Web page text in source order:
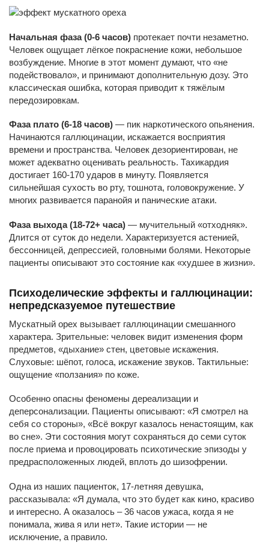
Начальная фаза (0-6 часов) протекает почти незаметно.
Человек ощущает лёгкое покраснение кожи, небольшое
возбуждение. Многие в этот момент думают, что «не
подействовало», и принимают дополнительную дозу. Это
классическая ошибка, которая приводит к тяжёлым
передозировкам.
Фаза плато (6-18 часов) — пик наркотического опьянения.
Начинаются галлюцинации, искажается восприятия
времени и пространства. Человек дезориентирован, не
может адекватно оценивать реальность. Тахикардия
достигает 160-170 ударов в минуту. Появляется
сильнейшая сухость во рту, тошнота, головокружение. У
многих развивается паранойя и панические атаки.
Фаза выхода (18-72+ часа) — мучительный «отходняк».
Длится от суток до недели. Характеризуется астенией,
бессонницей, депрессией, головными болями. Некоторые
пациенты описывают это состояние как «худшее в жизни».
Психоделические эффекты и галлюцинации:
непредсказуемое путешествие
Мускатный орех вызывает галлюцинации смешанного
характера. Зрительные: человек видит изменения форм
предметов, «дыхание» стен, цветовые искажения.
Слуховые: шёпот, голоса, искажение звуков. Тактильные:
ощущение «ползания» по коже.
Особенно опасны феномены дереализации и
деперсонализации. Пациенты описывают: «Я смотрел на
себя со стороны», «Всё вокруг казалось ненастоящим, как
во сне». Эти состояния могут сохраняться до семи суток
после приема и провоцировать психотические эпизоды у
предрасположенных людей, вплоть до шизофрении.
Одна из наших пациенток, 17-летняя девушка,
рассказывала: «Я думала, что это будет как кино, красиво
и интересно. А оказалось – 36 часов ужаса, когда я не
понимала, жива я или нет». Такие истории — не
исключение, а правило.